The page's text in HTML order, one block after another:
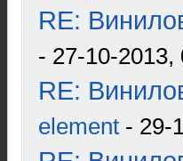
RE:
- 27-10-2013,
RE:
element - 29-